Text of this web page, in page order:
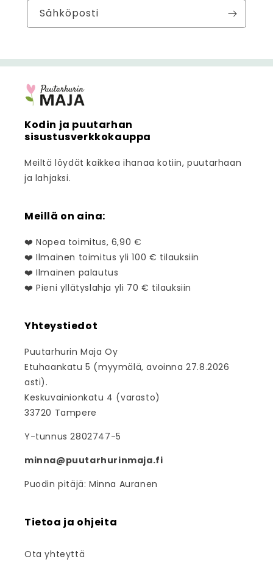
Sähköposti
Kodin ja puutarhan
sisustusverkkokauppa
Meiltä löydät kaikkea ihanaa kotiin, puutarhaan
ja lahjaksi.
Meillä on aina:
❤️ Nopea toimitus, 6,90 €
❤️ Ilmainen toimitus yli 100 € tilauksiin
❤️ Ilmainen palautus
❤️ Pieni yllätyslahja yli 70 € tilauksiin
Yhteystiedot
Puutarhurin Maja Oy
Etuhaankatu 5 (myymälä, avoinna 27.8.2026
asti).
Keskuvainionkatu 4 (varasto)
33720 Tampere
Y-tunnus 2802747-5
minna@puutarhurinmaja.fi
Puodin pitäjä: Minna Auranen
Tietoa ja ohjeita
Ota yhteyttä